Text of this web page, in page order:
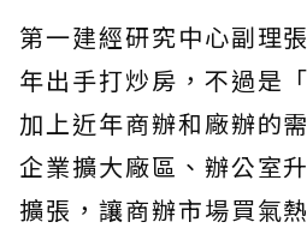
第一建經研究中心副理
年出手打炒房，不過是
加上近年商辦和廠辦的
企業擴大廠區、辦公室
擴張，讓商辦市場買氣